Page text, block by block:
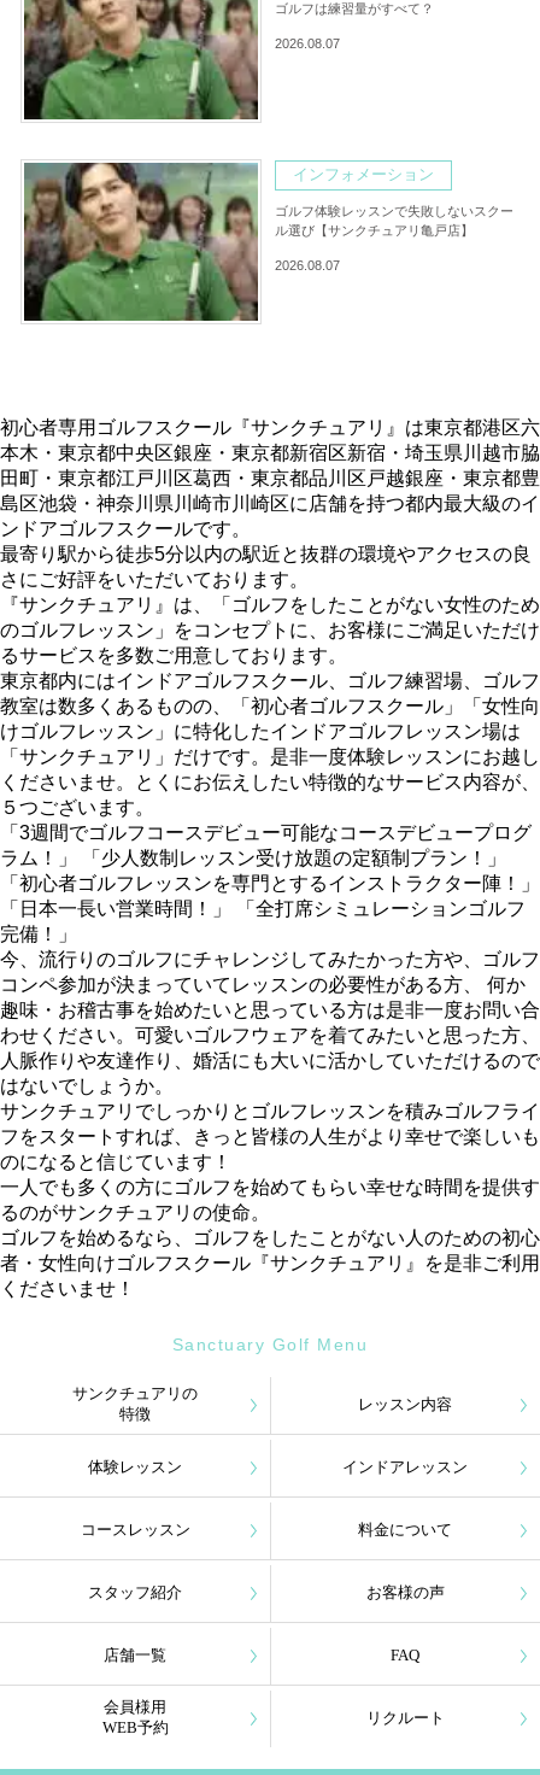
ゴルフは練習量がすべて？
2026.08.07
インフォメーション
ゴルフ体験レッスンで失敗しないスクー
ル選び【サンクチュアリ亀戸店】
2026.08.07
初心者専用ゴルフスクール『サンクチュアリ』は東京都港区六
本木・東京都中央区銀座・東京都新宿区新宿・埼玉県川越市脇
田町・東京都江戸川区葛西・東京都品川区戸越銀座・東京都豊
島区池袋・神奈川県川崎市川崎区に店舗を持つ都内最大級のイ
ンドアゴルフスクールです。
最寄り駅から徒歩5分以内の駅近と抜群の環境やアクセスの良
さにご好評をいただいております。
『サンクチュアリ』は、「ゴルフをしたことがない女性のため
のゴルフレッスン」をコンセプトに、お客様にご満足いただけ
るサービスを多数ご用意しております。
東京都内にはインドアゴルフスクール、ゴルフ練習場、ゴルフ
教室は数多くあるものの、「初心者ゴルフスクール」「女性向
けゴルフレッスン」に特化したインドアゴルフレッスン場は
「サンクチュアリ」だけです。是非一度体験レッスンにお越し
くださいませ。とくにお伝えしたい特徴的なサービス内容が、
５つございます。
「3週間でゴルフコースデビュー可能なコースデビュープログ
ラム！」 「少人数制レッスン受け放題の定額制プラン！」
「初心者ゴルフレッスンを専門とするインストラクター陣！」
「日本一長い営業時間！」 「全打席シミュレーションゴルフ
完備！」
今、流行りのゴルフにチャレンジしてみたかった方や、ゴルフ
コンペ参加が決まっていてレッスンの必要性がある方、 何か
趣味・お稽古事を始めたいと思っている方は是非一度お問い合
わせください。可愛いゴルフウェアを着てみたいと思った方、
人脈作りや友達作り、婚活にも大いに活かしていただけるので
はないでしょうか。
サンクチュアリでしっかりとゴルフレッスンを積みゴルフライ
フをスタートすれば、きっと皆様の人生がより幸せで楽しいも
のになると信じています！
一人でも多くの方にゴルフを始めてもらい幸せな時間を提供す
るのがサンクチュアリの使命。
ゴルフを始めるなら、ゴルフをしたことがない人のための初心
者・女性向けゴルフスクール『サンクチュアリ』を是非ご利用
くださいませ！
Sanctuary Golf Menu
サンクチュアリの
特徴
レッスン内容
体験レッスン インドアレッスン
コースレッスン 料金について
スタッフ紹介 お客様の声
店舗一覧 FAQ
会員様用
WEB予約
リクルート